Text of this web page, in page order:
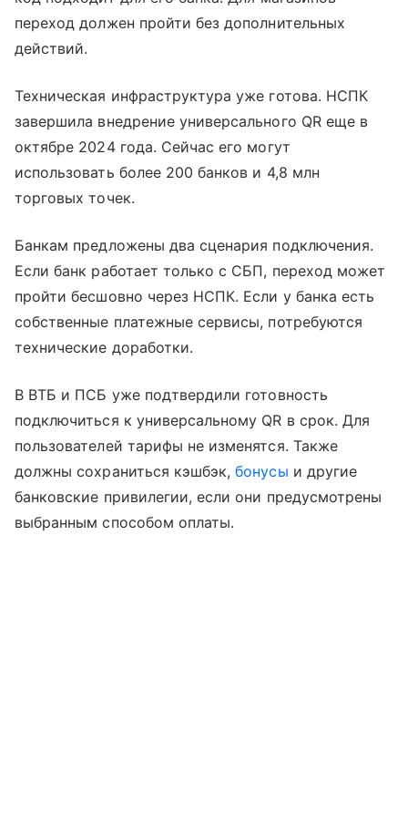
переход должен пройти без дополнительных
действий.
Техническая инфраструктура уже готова. НСПК
завершила внедрение универсального QR еще в
октябре 2024 года. Сейчас его могут
использовать более 200 банков и 4,8 млн
торговых точек.
Банкам предложены два сценария подключения.
Если банк работает только с СБП, переход может
пройти бесшовно через НСПК. Если у банка есть
собственные платежные сервисы, потребуются
технические доработки.
В ВТБ и ПСБ уже подтвердили готовность
подключиться к универсальному QR в срок. Для
пользователей тарифы не изменятся. Также
должны сохраниться кэшбэк,бонусы и другие
банковские привилегии, если они предусмотрены
выбранным способом оплаты.